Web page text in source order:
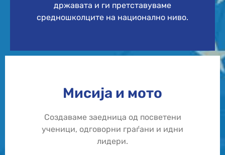
државата и ги претставуваме
средношколците на национално ниво.
Мисија и мото
Создаваме заедница од посветени
ученици, одговорни граѓани и идни
лидери.